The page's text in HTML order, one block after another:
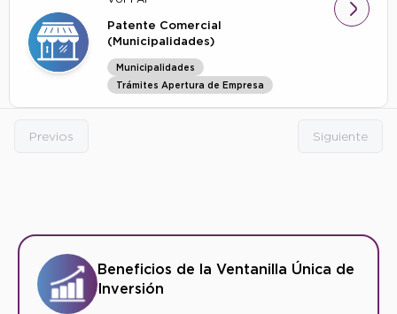
Patente Comercial
(Municipalidades)
Municipalidades
Trámites Apertura de Empresa
Previos Siguiente
Beneficios de la Ventanilla Única de
Inversión